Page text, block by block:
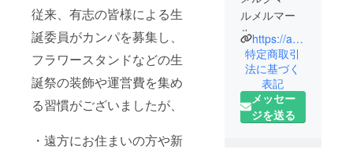
従来、有志の皆様による生
誕委員がカンパを募集し、
フラワースタンドなどの生
誕祭の装飾や運営費を集め
る習慣がございましたが、
・遠方にお住まいの方や新
ルメルマー
ル
PUREMORP
H
https://a1first-kaihatsu.jimdosite.com/
特定商取引
法に基づく
表記
メッセー
ジを送る